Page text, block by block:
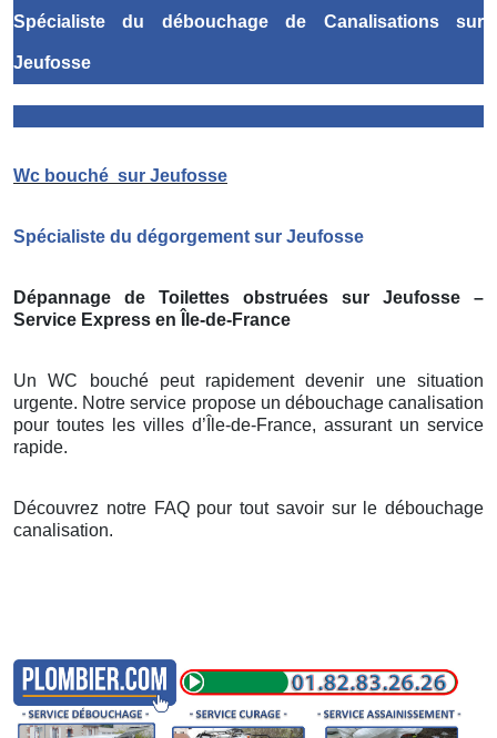
Spécialiste du débouchage de Canalisationssur
Jeufosse
Wc bouché sur Jeufosse
Spécialiste du dégorgement sur Jeufosse
Dépannage de Toilettes obstruées sur Jeufosse –
Service Express en Île-de-France
Un WC bouché peut rapidement devenir une situation
urgente. Notre service propose un débouchage canalisation
pour toutes les villes d’Île-de-France, assurant un service
rapide.
Découvrez notre FAQ pour tout savoir sur le débouchage
canalisation.